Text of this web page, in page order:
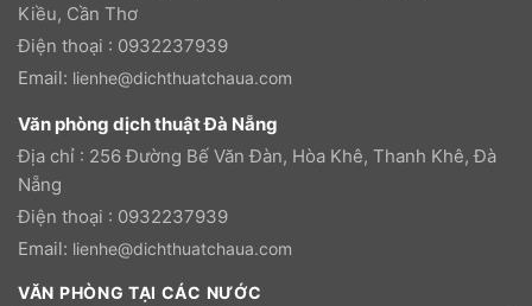
Kiều, Cần Thơ
Điện thoại : 0932237939
Email: lienhe@dichthuatchaua.com
Văn phòng dịch thuật Đà Nẵng
Địa chỉ : 256 Đường Bế Văn Đàn, Hòa Khê, Thanh Khê, Đà
Nẵng
Điện thoại : 0932237939
Email: lienhe@dichthuatchaua.com
VĂN PHÒNG TẠI CÁC NƯỚC